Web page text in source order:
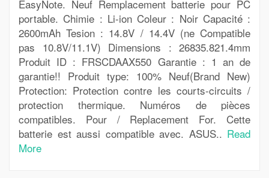
EasyNote. Neuf Remplacement batterie pour PC
portable. Chimie : Li-ion Coleur : Noir Capacité :
2600mAh Tesion : 14.8V / 14.4V (ne Compatible
pas 10.8V/11.1V) Dimensions : 26835.821.4mm
Produit ID : FRSCDAAX550 Garantie : 1 an de
garantie!! Produit type: 100% Neuf(Brand New)
Protection: Protection contre les courts-circuits /
protection thermique. Numéros de pièces
compatibles. Pour / Replacement For. Cette
batterie est aussi compatible avec. ASUS.. Read
More